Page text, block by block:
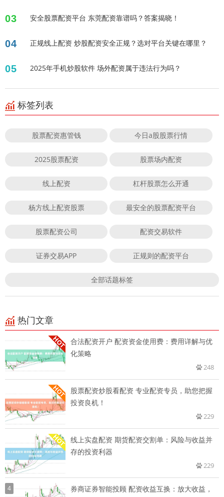
03 安全股票配资平台 东莞配资靠谱吗？答案揭晓！
04 正规线上配资 炒股配资安全正规？选对平台关键在哪里？
05 2025年手机炒股软件 场外配资属于违法行为吗？
标签列表
股票配资惠管钱 今日a股股票行情
2025股票配资 股票场内配资
线上配资 杠杆股票怎么开通
杨方线上配资股票 最安全的股票配资平台
股票配资公司 配资交易软件
证券交易APP 正规则的配资平台
全部话题标签
热门文章
合法配资开户 配资资金使用费：费用详解与优
化策略
248
股票配资炒股看配资 专业配资专员，助您把握
投资良机！
229
线上实盘配资 期货配资交割单：风险与收益并
存的投资利器
229
4
券商证券智能投顾 配资收益互换：放大收益，